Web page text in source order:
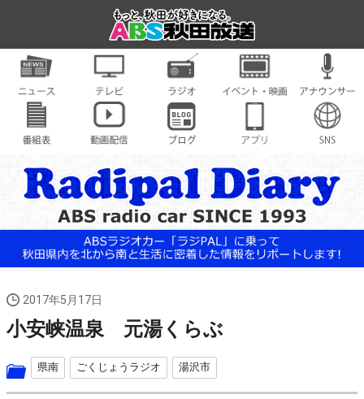
2017年5月17日
小安峡温泉 元湯くらぶ
県南 ごくじょうラジオ 湯沢市